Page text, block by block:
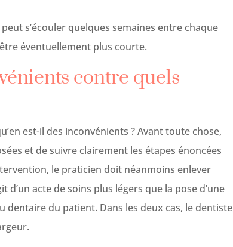
s’écouler quelques semaines entre chaque
éventuellement plus courte.
contre quels
est-il des inconvénients ? Avant toute chose,
et de suivre clairement les étapes énoncées
le praticien doit néanmoins enlever
d’un acte de soins plus légers que la pose d’une
dentaire du patient. Dans les deux cas, le dentiste